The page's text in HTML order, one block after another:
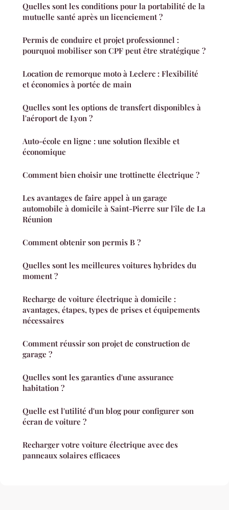
Quelles sont les conditions pour la portabilité de la
mutuelle santé après un licenciement ?
Permis de conduire et projet professionnel :
pourquoi mobiliser son CPF peut être stratégique ?
Location de remorque moto à Leclerc : Flexibilité
et économies à portée de main
Quelles sont les options de transfert disponibles à
l'aéroport de Lyon ?
Auto-école en ligne : une solution flexible et
économique
Comment bien choisir une trottinette électrique ?
Les avantages de faire appel à un garage
automobile à domicile à Saint-Pierre sur l'île de La
Réunion
Comment obtenir son permis B ?
Quelles sont les meilleures voitures hybrides du
moment ?
Recharge de voiture électrique à domicile :
avantages, étapes, types de prises et équipements
nécessaires
Comment réussir son projet de construction de
garage ?
Quelles sont les garanties d'une assurance
habitation ?
Quelle est l'utilité d'un blog pour configurer son
écran de voiture ?
Recharger votre voiture électrique avec des
panneaux solaires efficaces